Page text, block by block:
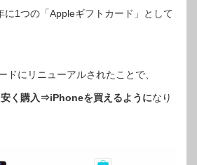
に1つの「Appleギフトカード」として
ドにリニューアルされたことで、
く購入⇒iPhoneを買えるようになり